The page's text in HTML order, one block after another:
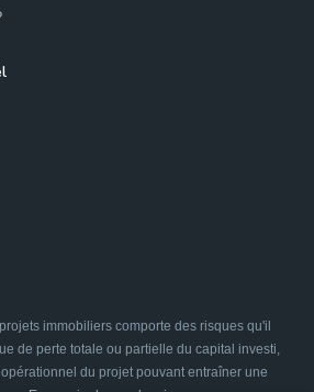
immobiliers comporte des risques qu'il
de perte totale ou partielle du capital investi,
du projet pouvant entraîner une